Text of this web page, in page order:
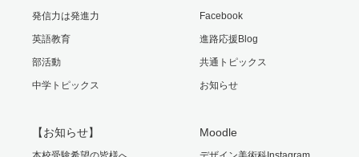
発信力は発進力
英語教育
部活動
中学トピックス
Facebook
進路応援Blog
共通トピックス
お知らせ
【お知らせ】 Moodle